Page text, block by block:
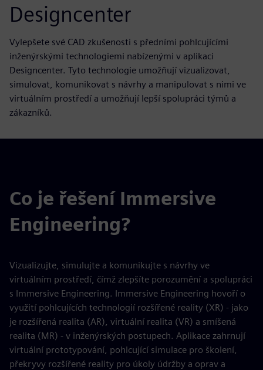
Designcenter
Vylepšete své CAD zkušenosti s předními pohlcujícími
inženýrskými technologiemi nabízenými v aplikaci
Designcenter. Tyto technologie umožňují vizualizovat,
simulovat, komunikovat s návrhy a manipulovat s nimi ve
virtuálním prostředí a umožňují lepší spolupráci týmů a
zákazníků.
Co je řešení Immersive
Engineering?
Vizualizujte, simulujte a komunikujte s návrhy ve
virtuálním prostředí, čímž zlepšíte porozumění a spolupráci
s Immersive Engineering. Immersive Engineering hovoří o
využití pohlcujících technologií rozšířené reality (XR) - jako
je rozšířená realita (AR), virtuální realita (VR) a smíšená
realita (MR) - v inženýrských postupech. Aplikace zahrnují
virtuální prototypování, pohlcující simulace pro školení,
překryvy rozšířené reality pro úkoly údržby a oprav a